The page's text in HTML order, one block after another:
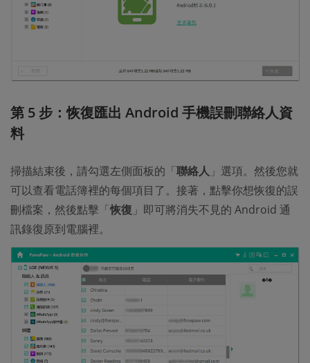
第 5 步：恢復匯出 Android 手機誤刪聯絡人資
料
掃描結束後，請勾選左側面板的「聯絡人 」選項。然後您就
可以查看電話簿裡的每個項目了。接著，點擊你想恢復的誤
刪檔案，然後點擊「恢復 」即可將消失不見的 Android 通
訊錄復原到電腦裡。